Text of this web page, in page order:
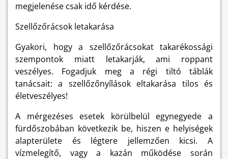
megjelenése csak idő kérdése.
Szellőzőrácsok letakarása
Gyakori, hogy a szellőzőrácsokat takarékossági
szempontok miatt letakarják, ami roppant
veszélyes. Fogadjuk meg a régi tiltó táblák
tanácsait: a szellőzőnyílások eltakarása tilos és
életveszélyes!
A mérgezéses esetek körülbelül egynegyede a
fürdőszobában következik be, hiszen e helyiségek
alapterülete és légtere jellemzően kicsi. A
vízmelegítő, vagy a kazán működése során